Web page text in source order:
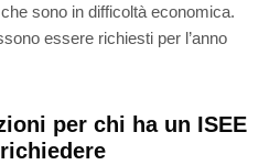
sono in difficoltà economica.
essere richiesti per l’anno
per chi ha un ISEE